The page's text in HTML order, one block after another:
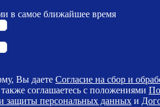
в самое ближайшее время
Вы даете Согласие на сбор и
также соглашаетесь с положениями
защиты персональных данных и